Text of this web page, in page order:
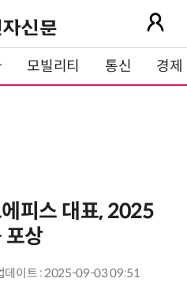
모빌리티 통신 경제
피스 대표, 2025
포상
데이트 : 2025-09-03 09:51